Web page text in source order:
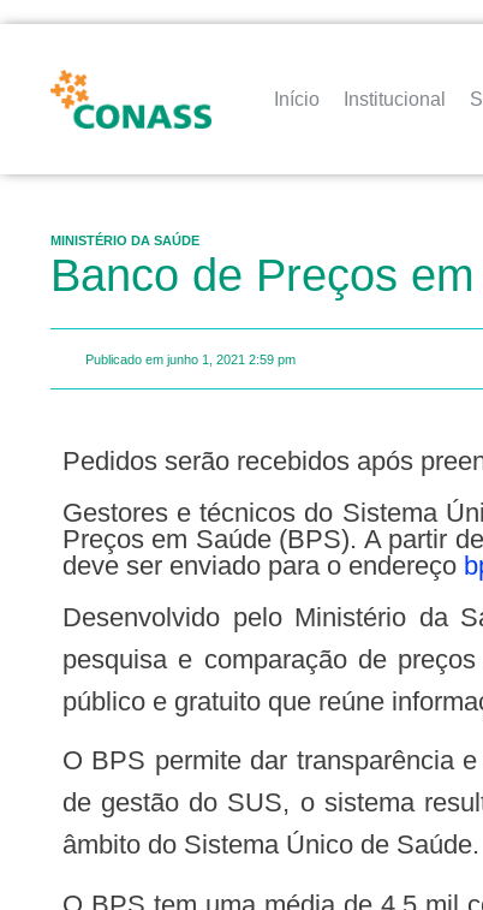
Início Institucional
MINISTÉRIO DA SAÚDE
Banco de Preços
Publicado em junho 1, 2021 2:59 pm
Pedidos serão recebidos após
Gestores e técnicos do Sistema
Preços em Saúde (BPS). A partir
deve ser enviado para o endereço
Desenvolvido pelo Ministério da Saúde e de uso obrigatório desde 2017, o banco de preços tem o objetivo de permitir a
pesquisa e comparação de
público e gratuito que reúne
O BPS permite dar transparência e acompanhar um mercado que movimenta bilhões de reais por ano. Além disso, em termos
de gestão do SUS, o sistema
âmbito do Sistema Único de Saúde.